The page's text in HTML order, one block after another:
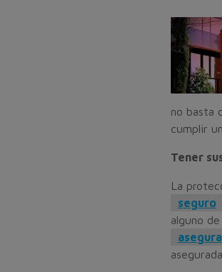
no basta
cumplir
Tener
La
seguro
alguno